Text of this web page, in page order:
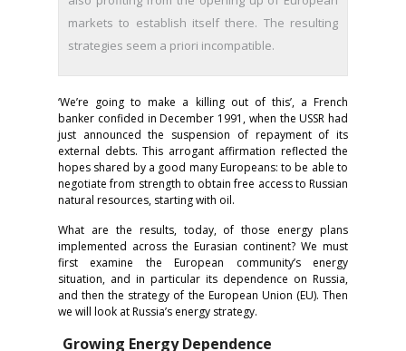
markets to establish itself there. The resulting
strategies seem a priori incompatible.
‘We’re going to make a killing out of this’, a French
banker confided in December 1991, when the USSR had
just announced the suspension of repayment of its
external debts. This arrogant affirmation reflected the
hopes shared by a good many Europeans: to be able to
negotiate from strength to obtain free access to Russian
natural resources, starting with oil.
What are the results, today, of those energy plans
implemented across the Eurasian continent? We must
first examine the European community’s energy
situation, and in particular its dependence on Russia,
and then the strategy of the European Union (EU). Then
we will look at Russia’s energy strategy.
Growing Energy Dependence